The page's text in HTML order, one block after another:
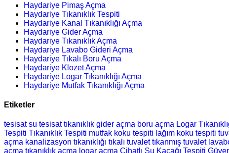
Haydariye Pimaş Açma
Haydariye Tıkanıklık Tespiti
Haydariye Kanal Tıkanıklığı Açma
Haydariye Gider Açma
Haydariye Tıkanıklık Açma
Haydariye Lavabo Gideri Açma
Haydariye Tıkalı Boru Açma
Haydariye Klozet Açma
Haydariye Logar Tıkanıklığı Açma
Haydariye Mutfak Tıkanıklığı Açma
Etiketler
tesisatsu tesisattıkanıklık gider açma boru açma Logar
Tespiti Tıkanıklık Tespiti mutfak koku tespiti lağım koku tespiti
açma kanalizasyon tıkanıklığı tıkalı tuvalettıkanmış tuvalet
açma tıkanıklık açma logar açma Cihatlı Su Kaçağı Tespiti